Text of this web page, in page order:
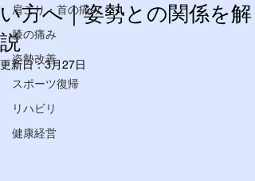
肩こり・首の痛み
膝の痛み
姿勢改善
スポーツ復帰
リハビリ
健康経営
い方へ｜姿勢との関係を解
説
更新日：3月27日